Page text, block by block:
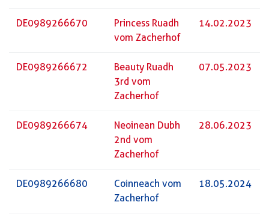
DE0989266670
Princess Ruadh
vom Zacherhof
14.02.2023
DE0989266672
Beauty Ruadh
3rd vom
Zacherhof
07.05.2023
DE0989266674
Neoinean Dubh
2nd vom
Zacherhof
28.06.2023
DE0989266680
Coinneach vom
Zacherhof
18.05.2024